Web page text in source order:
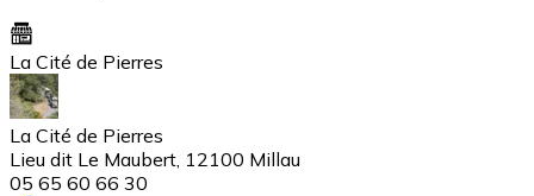
La Cité de Pierres
La Cité de Pierres
Lieu dit Le Maubert, 12100 Millau
05 65 60 66 30